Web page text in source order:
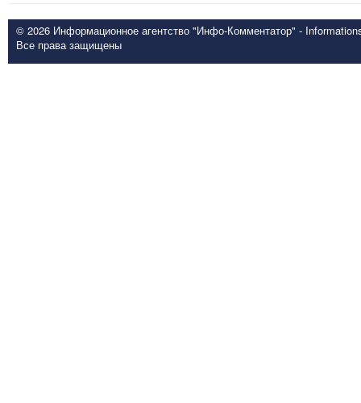
© 2026 Информационное агентство "Инфо-Комментатор" -
Все права защищены